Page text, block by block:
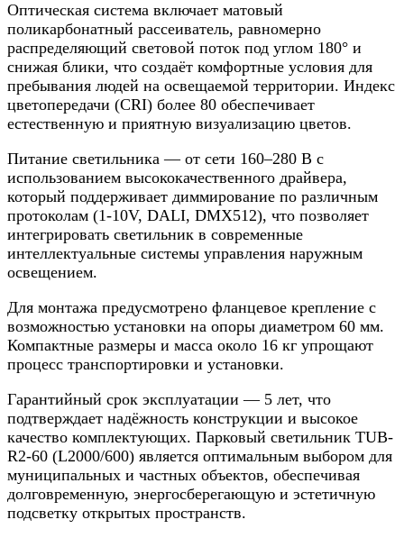
Оптическая система включает матовый
поликарбонатный рассеиватель, равномерно
распределяющий световой поток под углом 180° и
снижая блики, что создаёт комфортные условия для
пребывания людей на освещаемой территории. Индекс
цветопередачи (CRI) более 80 обеспечивает
естественную и приятную визуализацию цветов.
Питание светильника — от сети 160–280 В с
использованием высококачественного драйвера,
который поддерживает диммирование по различным
протоколам (1-10V, DALI, DMX512), что позволяет
интегрировать светильник в современные
интеллектуальные системы управления наружным
освещением.
Для монтажа предусмотрено фланцевое крепление с
возможностью установки на опоры диаметром 60 мм.
Компактные размеры и масса около 16 кг упрощают
процесс транспортировки и установки.
Гарантийный срок эксплуатации — 5 лет, что
подтверждает надёжность конструкции и высокое
качество комплектующих. Парковый светильник TUB-
R2-60 (L2000/600) является оптимальным выбором для
муниципальных и частных объектов, обеспечивая
долговременную, энергосберегающую и эстетичную
подсветку открытых пространств.